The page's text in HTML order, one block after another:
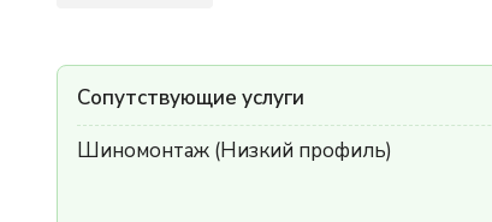
Сопутствующие услуги
Шиномонтаж (Низкий профиль)